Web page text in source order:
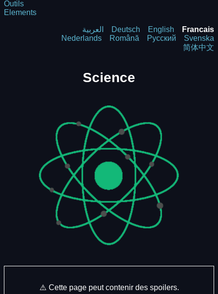
Outils
Elements
العربية Deutsch English
Francais
Nederlands
Română Русский
Svenska
简体中文
Science
⚠️ Cette page peut contenir des spoilers.